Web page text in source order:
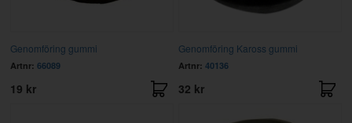
Genomföring gummi
Artnr: 66089
19 kr
Genomföring Kaross gummi
Artnr: 40136
32 kr